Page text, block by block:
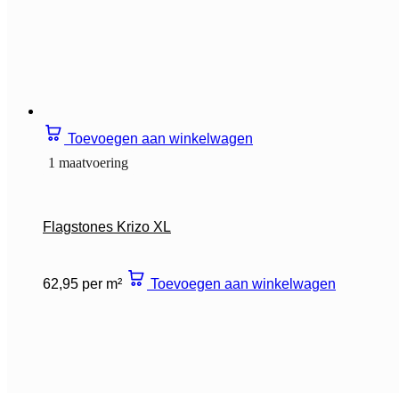
Toevoegen aan winkelwagen
1 maatvoering
Flagstones Krizo XL
62,95 per m² Toevoegen aan winkelwagen